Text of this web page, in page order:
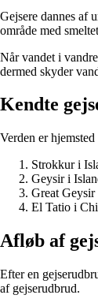
Gejsere dannes af
område med
Når vandet i
dermed skyder
Kendte
Verden er
Strokkur i
Geysir i
Great Geysir
El Tatio i
Afløb af
Efter en
af gejserudbrud.